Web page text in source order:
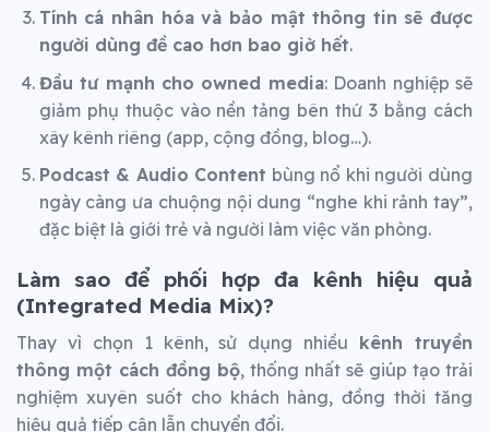
Tính cá nhân hóa và bảo mật thông tin sẽ được
người dùng đề cao hơn bao giờ hết.
Đầu tư mạnh cho owned media: Doanh nghiệp sẽ
giảm phụ thuộc vào nền tảng bên thứ 3 bằng cách
xây kênh riêng (app, cộng đồng, blog…).
Podcast & Audio Content bùng nổ khi người dùng
ngày càng ưa chuộng nội dung “nghe khi rảnh tay”,
đặc biệt là giới trẻ và người làm việc văn phòng.
Làm sao để phối hợp đa kênh hiệu quả
(Integrated Media Mix)?
Thay vì chọn 1 kênh, sử dụng nhiều kênh truyền
thông một cách đồng bộ, thống nhất sẽ giúp tạo trải
nghiệm xuyên suốt cho khách hàng, đồng thời tăng
hiệu quả tiếp cận lẫn chuyển đổi.